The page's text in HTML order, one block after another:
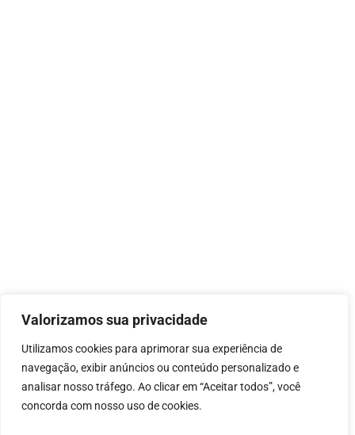
Valorizamos sua privacidade
Utilizamos cookies para aprimorar sua experiência de
navegação, exibir anúncios ou conteúdo personalizado e
analisar nosso tráfego. Ao clicar em “Aceitar todos”, você
concorda com nosso uso de cookies.